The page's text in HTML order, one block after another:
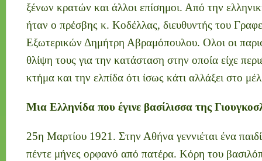
ξένων κρατών και άλλοι επίσημοι. Από την
ήταν ο πρέσβης κ. Κοδέλλας, διευθυντής του
Εξωτερικών Δημήτρη Αβραμόπουλου. Ολοι οι
θλίψη τους για την κατάσταση στην οποία είχε
κτήμα και την ελπίδα ότι ίσως κάτι αλλάξει στο
Μια Ελληνίδα που έγινε βασίλισσα της
25η Μαρτίου 1921. Στην Αθήνα γεννιέται ένα
πέντε μήνες ορφανό από πατέρα. Κόρη του